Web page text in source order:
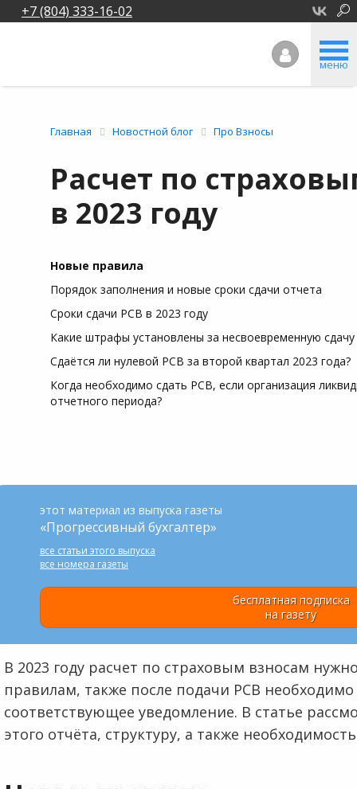
+7 (804) 333-16-02
меню
Главная Новостной блог Про Взносы
Расчет по
в 2023 году
Новые правила
Порядок заполнения и новые сроки сдачи отчета
Сроки сдачи РСВ в 2023 году
Какие штрафы установлены за несвоевременную
Сдаётся ли нулевой РСВ за второй квартал 2023 года?
Когда необходимо сдать РСВ, если организация
отчетного периода?
этот материал из выпуска газеты
«Прогрессивный бухгалтер»
все статьи этого выпуска
все номера газеты
бесплатная подписка
на газету
В 2023 году расчет по страховым взносам
правилам, также после подачи РСВ
соответствующее уведомление. В статье
этого отчёта, структуру, а также